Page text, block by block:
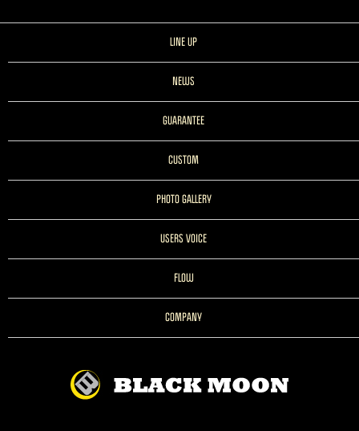
LINE UP
NEWS
GUARANTEE
CUSTOM
PHOTO GALLERY
USERS VOICE
FLOW
COMPANY